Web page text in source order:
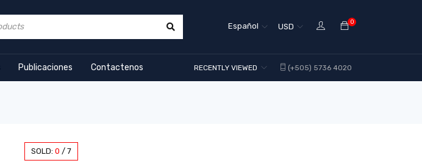
0
USD
Español
Publicaciones Contactenos (+505) 5736 4020
RECENTLY VIEWED
SOLD: 0 / 7